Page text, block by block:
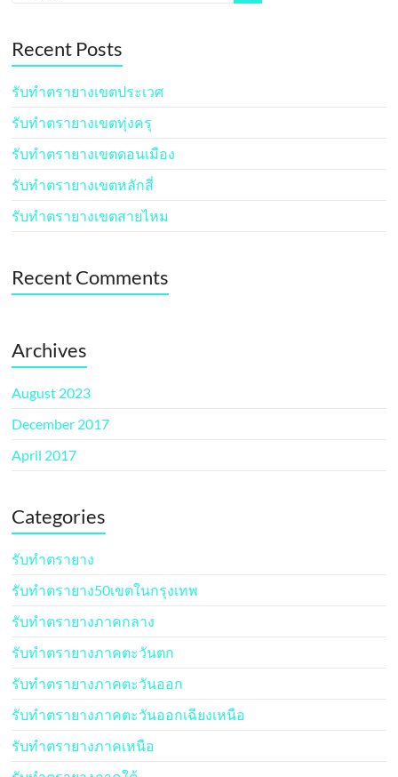
Recent Posts
รับทำตรายางเขตประเวศ
รับทำตรายางเขตทุ่งครุ
รับทำตรายางเขตดอนเมือง
รับทำตรายางเขตหลักสี่
รับทำตรายางเขตสายไหม
Recent Comments
Archives
August 2023
December 2017
April 2017
Categories
รับทำตรายาง
รับทำตรายาง50เขตในกรุงเทพ
รับทำตรายางภาคกลาง
รับทำตรายางภาคตะวันตก
รับทำตรายางภาคตะวันออก
รับทำตรายางภาคตะวันออกเฉียงเหนือ
รับทำตรายางภาคเหนือ